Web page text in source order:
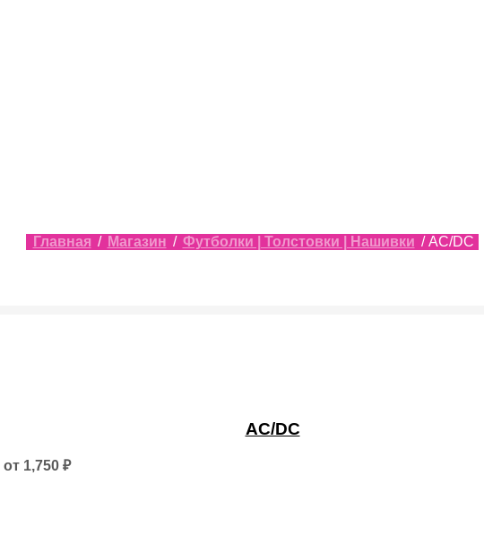
Главная / Магазин / Футболки | Толстовки | Нашивки / AC/DC
несколько
вариаций.
AC/DC
от 1,750 ₽